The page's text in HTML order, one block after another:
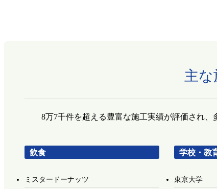
主
8万7千件を超える豊富な施工実績が評価され
飲食
ミスタードーナッツ
学校・教
東京大学